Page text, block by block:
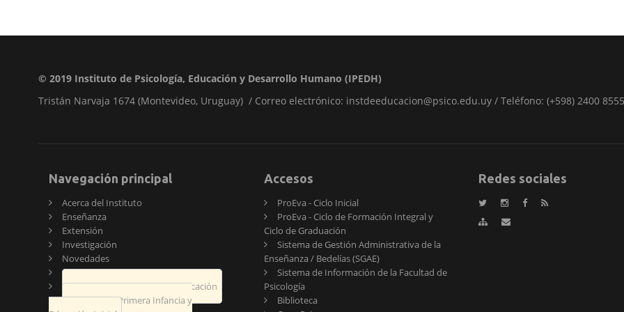
© 2019 Instituto de Psicología, Educación y Desarrollo Humano (IPEDH)
Tristán Narvaja 1674 (Montevideo, Uruguay) / Correo electrónico: instdeeducacion@psico.edu.uy / Teléfono: (+598) 2400
Navegación principal
Acerca del Instituto
Enseñanza
Extensión
Investigación
Novedades
Publicaciones
Encuentro de Psicología y Educación
Jornadas de Primera Infancia y
Accesos
ProEva - Ciclo Inicial
ProEva - Ciclo de Formación Integral y
Ciclo de Graduación
Sistema de Gestión Administrativa de la
Enseñanza / Bedelías (SGAE)
Sistema de Información de la Facultad de
Psicología
Biblioteca
Redes sociales